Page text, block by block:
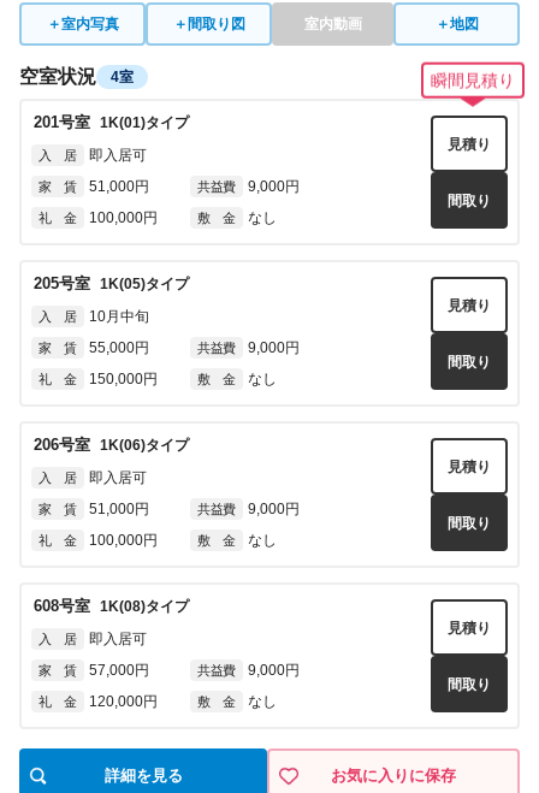
礼 金 なし 敷 金
間取り
1K(A2)
入 居 即入居可
家 賃 54,000円
礼 金 なし 敷 金 なし
見積り
間取り
入 居 即入居可
家 賃 54,000円
礼 金 なし 敷 金 なし
見積り
間取り
入 居 即入居可
家 賃 54,000円
礼 金 なし 敷 金 なし
見積り
間取り
入 居 即入居可
家 賃 54,000円
礼 金 なし 敷 金 なし
見積り
間取り
入 居 即入居可
＋室内写真 ＋ 間取り図 室内動画 ＋地図
空室状況 4室 瞬間見積り
201号室 1K(01)タイプ
入 居 即入居可
家 賃 51,000円 共益費 9,000円
礼 金 100,000円 敷 金 なし
見積り
間取り
205号室 1K(05)タイプ
入 居 10月中旬
家 賃 55,000円 共益費 9,000円
礼 金 150,000円 敷 金 なし
見積り
間取り
206号室 1K(06)タイプ
入 居 即入居可
家 賃 51,000円 共益費 9,000円
礼 金 100,000円 敷 金 なし
見積り
間取り
608号室 1K(08)タイプ
入 居 即入居可
家 賃 57,000円 共益費 9,000円
礼 金 120,000円 敷 金 なし
見積り
間取り
詳細を見る お気に入りに保存